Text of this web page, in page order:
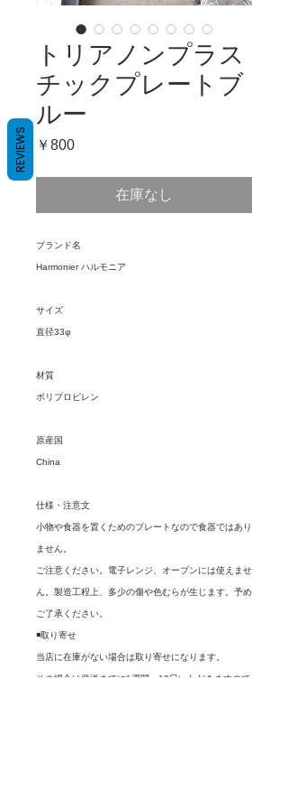
トリアノンプラス
チックプレートブ
ルー
￥800価
在庫なし
ブランド名
Harmonier ハルモニア
サイズ
直径33φ
材質
ポリプロピレン
原産国
China
仕様・注意文
小物や食器を置くためのプレートなので食器ではあり
ません。
ご注意ください。電子レンジ、オーブンには使えませ
ん。製造工程上、多少の傷や色むらが生じます。予め
ご了承ください。
◾️取り寄せ
当店に在庫がない場合は取り寄せになります。
その場合は発送までに1週間〜10日いただきますので
REVIEWS